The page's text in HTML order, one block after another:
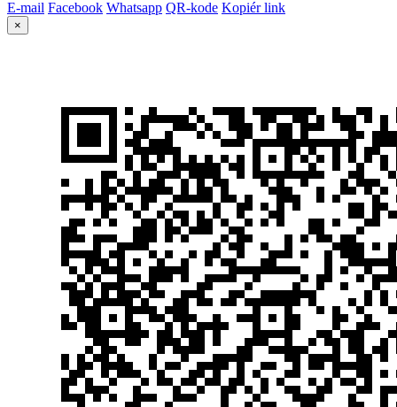
E-mail Facebook Whatsapp QR-kode Kopiér link
×